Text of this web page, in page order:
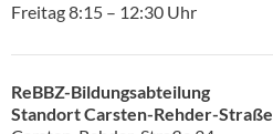
Freitag 8:15 – 12:30 Uhr
ReBBZ-Bildungsabteilung
Standort Carsten-Rehder-Straße